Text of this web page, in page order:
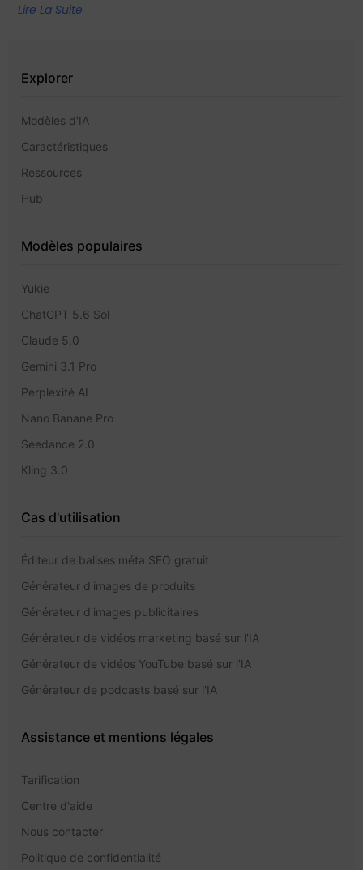
Lire La Suite
Explorer
Modèles d'IA
Caractéristiques
Ressources
Hub
Modèles populaires
Yukie
ChatGPT 5.6 Sol
Claude 5,0
Gemini 3.1 Pro
Perplexité AI
Nano Banane Pro
Seedance 2.0
Kling 3.0
Cas d'utilisation
Éditeur de balises méta SEO gratuit
Générateur d'images de produits
Générateur d'images publicitaires
Générateur de vidéos marketing basé sur l'IA
Générateur de vidéos YouTube basé sur l'IA
Générateur de podcasts basé sur l'IA
Assistance et mentions légales
Tarification
Centre d'aide
Nous contacter
Politique de confidentialité